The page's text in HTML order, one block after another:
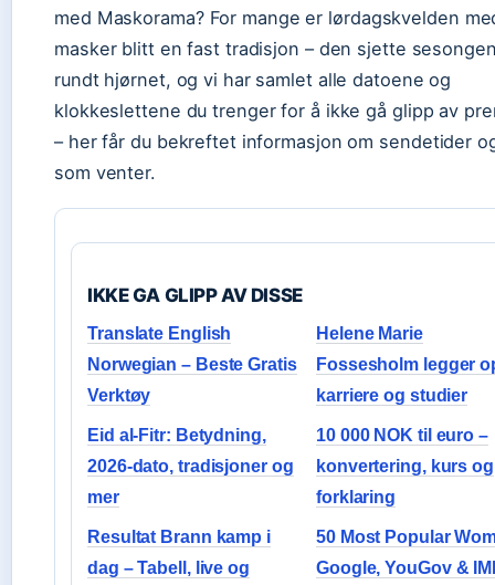
med Maskorama? For mange er lørdagskvelden
masker blitt en fast tradisjon – den sjette
rundt hjørnet, og vi har samlet alle datoene og
klokkeslettene du trenger for å ikke gå glipp av
– her får du bekreftet informasjon om sendetider
som venter.
IKKE GA GLIPP AV DISSE
Translate English
Norwegian – Beste Gratis
Verktøy
Helene Marie
Fossesholm legger
karriere og studier
Eid al-Fitr: Betydning,
2026-dato, tradisjoner og
mer
10 000 NOK til euro –
konvertering, kurs og
forklaring
Resultat Brann kamp i
dag – Tabell, live og
50 Most Popular
Google, YouGov &